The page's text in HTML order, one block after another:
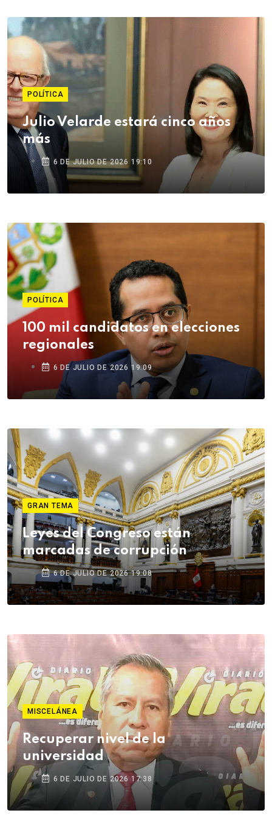
POLÍTICA
Julio Velarde estará cinco años
más
6 DE JULIO DE 2026 19:10
POLÍTICA
100 mil candidatos en elecciones
regionales
6 DE JULIO DE 2026 19:09
GRAN TEMA
Leyes del Congreso están
marcadas de corrupción
6 DE JULIO DE 2026 19:08
MISCELÁNEA
Recuperar nivel de la
universidad
6 DE JULIO DE 2026 17:38